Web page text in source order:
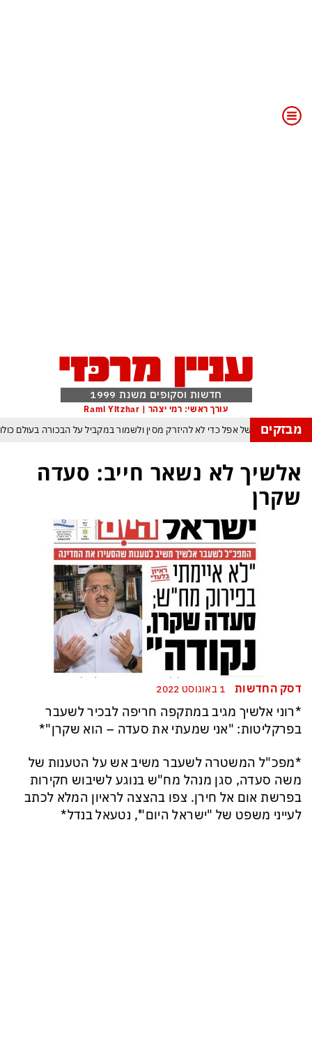
חדשות וסקופים משנת 1999
עורך ראשי: רמי יצהר | Rami Yitzhar
מבזקיםהטריק של אפל כדי לא להיזרק מסין ולשמור במקביל על הבכורה בעולם
של טראמפ המאיים למוטט את כלכלת ארה״ב ומבודד את ישראל יותר מאי
הגרעינית חותמות על הסכם הגנה המשנה מהיסוד את מאזן הכוחות
במשחק חסר החשיבות מדגישה את התגברות החוליגניזם הפראי בכדורגל
הכסף הערבי עלול לנצח ולסכן את הכדורגל האירופי וכמובן גם את
אלשיך לא נשאר חייב: סעדה
שקרן
דסק החדשות
*רוני אלשיך מגיב במתקפה חריפה לבכיר לשעבר
בפרקליטות: "אני שמעתי את סעדה – הוא שקרן"*
*מפכ"ל המשטרה לשעבר משיב אש על הטענות של
משה סעדה, סגן מנהל מח"ש בנוגע לשיבוש חקירות
בפרשת אום אל חירן. צפו בהצצה לראיון המלא לכתב
לעייני משפט של "ישראל היום"', נטעאל בנדל*